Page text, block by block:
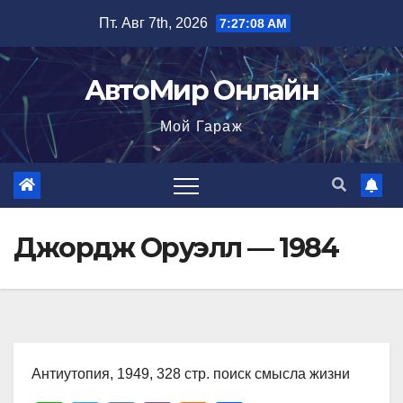
содержимому
Пт. Авг 7th, 2026 7:27:09 AM
АвтоМир Онлайн
Мой Гараж
Джордж Оруэлл — 1984
Антиутопия, 1949, 328 стр. поиск смысла жизни